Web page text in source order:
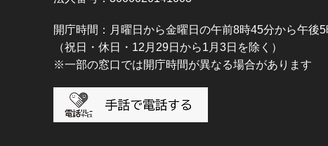
開庁時間：月曜日から金曜日の午前8時45分から午後
（祝日・休日・12月29日から1月3日を除く）
※一部の窓口では開庁時間が異なる場合があります